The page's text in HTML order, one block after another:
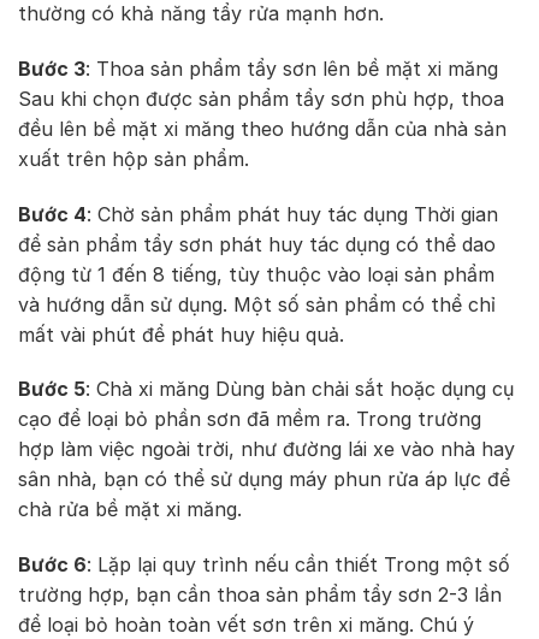
thường có khả năng tẩy rửa mạnh hơn.
Bước 3: Thoa sản phẩm tẩy sơn lên bề mặt xi măng
Sau khi chọn được sản phẩm tẩy sơn phù hợp, thoa
đều lên bề mặt xi măng theo hướng dẫn của nhà sản
xuất trên hộp sản phẩm.
Bước 4: Chờ sản phẩm phát huy tác dụng Thời gian
để sản phẩm tẩy sơn phát huy tác dụng có thể dao
động từ 1 đến 8 tiếng, tùy thuộc vào loại sản phẩm
và hướng dẫn sử dụng. Một số sản phẩm có thể chỉ
mất vài phút để phát huy hiệu quả.
Bước 5: Chà xi măng Dùng bàn chải sắt hoặc dụng cụ
cạo để loại bỏ phần sơn đã mềm ra. Trong trường
hợp làm việc ngoài trời, như đường lái xe vào nhà hay
sân nhà, bạn có thể sử dụng máy phun rửa áp lực để
chà rửa bề mặt xi măng.
Bước 6: Lặp lại quy trình nếu cần thiết Trong một số
trường hợp, bạn cần thoa sản phẩm tẩy sơn 2-3 lần
để loại bỏ hoàn toàn vết sơn trên xi măng. Chú ý